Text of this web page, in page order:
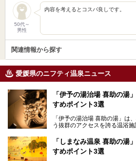
50代～
男性
内容を考えるとコスパ良しです。
関連情報から探す
愛媛県のニフティ温泉ニュース
「伊予の湯治場 喜助の湯
すめポイント3選
「伊予の湯治場 喜助の湯」は
う抜群のアクセスを誇る温浴施
ナーが訪れる人気スポットで
浴・食事・宿泊まで“癒しのす
も、特におすすめしたい3つの
「しまなみ温泉 喜助の湯
すめポイント3選